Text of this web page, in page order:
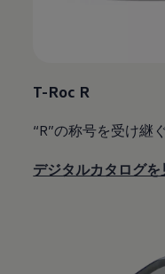
T-Roc R
“R”の称号を受け継
デジタルカタログを